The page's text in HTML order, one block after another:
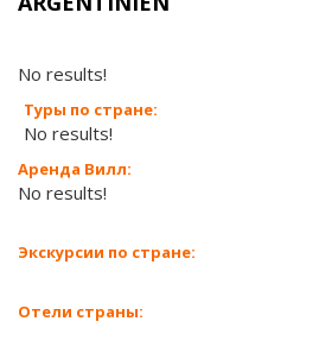
No results!
Туры по стране:
No results!
Аренда Вилл:
No results!
Экскурсии по стране:
Отели страны: